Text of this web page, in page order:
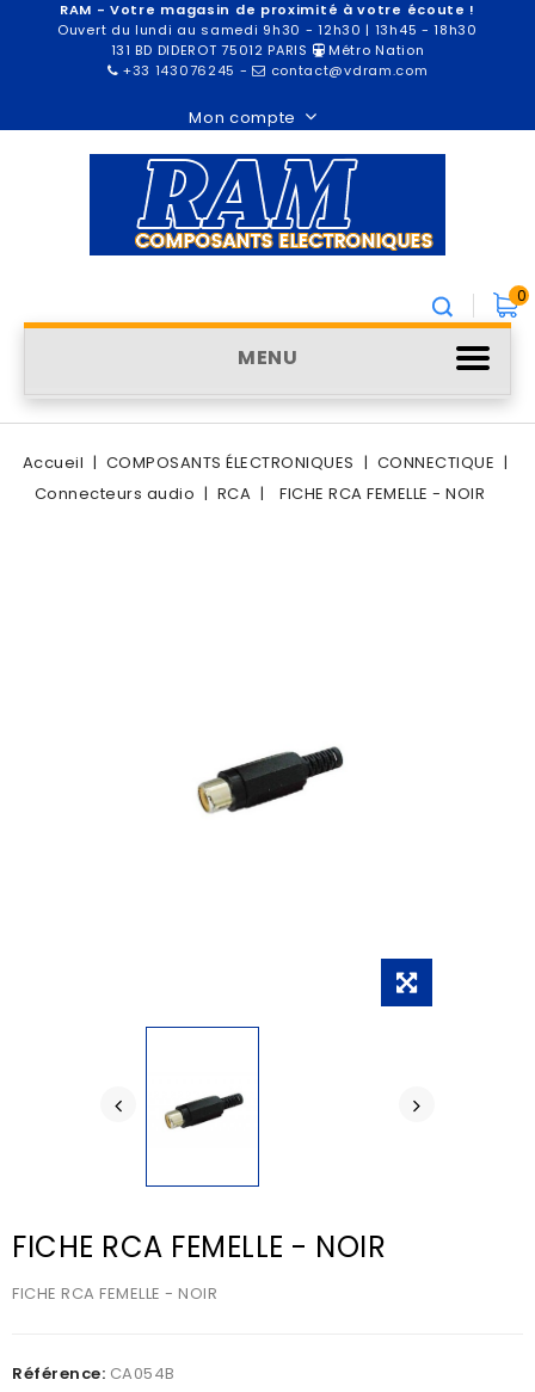
RAM - Votre magasin de proximité à votre écoute !
Ouvert du lundi au samedi 9h30 - 12h30 | 13h45 - 18h30
131 BD DIDEROT 75012 PARIS
Métro Nation
+33 143076245 - contact@vdram.com
Mon compte
0
MENU
Accueil COMPOSANTS ÉLECTRONIQUES
CONNECTIQUE
Connecteurs audio
RCA FICHE RCA FEMELLE - NOIR
FICHE RCA FEMELLE - NOIR
FICHE RCA FEMELLE - NOIR
Référence: CA054B